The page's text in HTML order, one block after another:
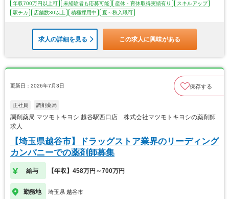
年収700万円以上可 未経験者も応募可能 産休・育休取得実績有り
スキルアップ
駅チカ
店舗数30以上 積極採用中 夏～秋入職可
求人の詳細を見る この求人に興味がある
更新日：2026年7月3日 保存する
正社員 調剤薬局
調剤薬局 マツモトキヨシ 越谷駅西口店 株式会社マツモトキヨシの薬剤師
求人
【埼玉県越谷市】ドラッグストア業界のリーディング
カンパニーでの薬剤師募集
給与 【年収】458万円～700万円
勤務地 埼玉県 越谷市